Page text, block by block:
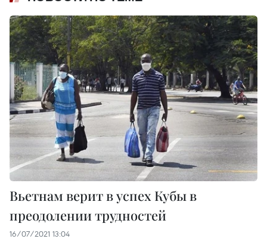
Вьетнам верит в успех Кубы в
преодолении трудностей
16/07/2021 13:04